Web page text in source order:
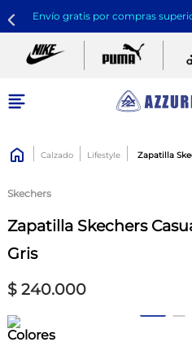
Envío gratis por compras
Calzado Lifestyle Zapatilla
Skechers
Zapatilla Skechers
Gris
$ 240.000
Colores